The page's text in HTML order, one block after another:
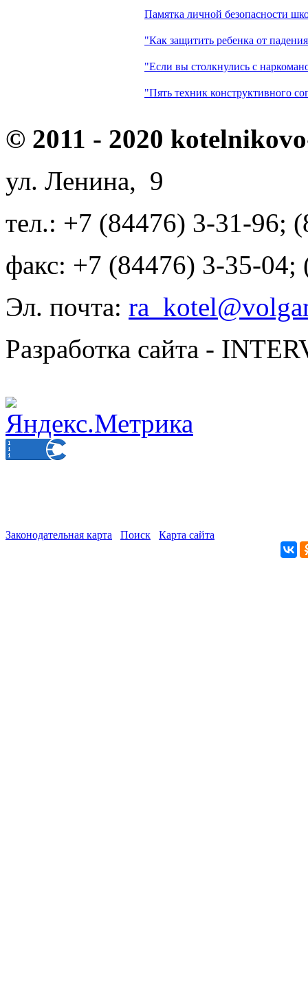
Памятка личной безопасности
"Как защитить ребенка от
"Если вы столкнулись с
"Пять техник конструктивного
© 2011 - 2020
ул. Ленина, 9
тел.: +7 (84476) 3-31-96;
факс: +7 (84476) 3-35-04;
Эл. почта:
Разработка сайта -
Законодательная карта Поиск Карта сайта